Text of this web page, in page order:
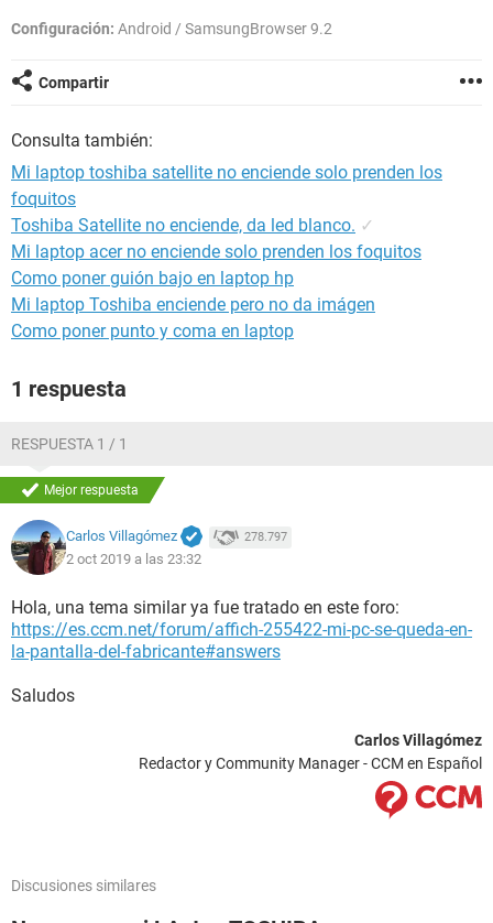
Configuración: Android / SamsungBrowser 9.2
Compartir
Consulta también:
Mi laptop toshiba satellite no enciende solo prenden los
foquitos
Toshiba Satellite no enciende, da led blanco. ✓
Mi laptop acer no enciende solo prenden los foquitos
Como poner guión bajo en laptop hp
Mi laptop Toshiba enciende pero no da imágen
Como poner punto y coma en laptop
1 respuesta
RESPUESTA 1 / 1
Mejor respuesta
Carlos Villagómez 278.797
2 oct 2019 a las 23:32
Hola, una tema similar ya fue tratado en este foro:
https://es.ccm.net/forum/affich-255422-mi-pc-se-queda-en-
la-pantalla-del-fabricante#answers
Saludos
Carlos Villagómez
Redactor y Community Manager - CCM en Español
Discusiones similares